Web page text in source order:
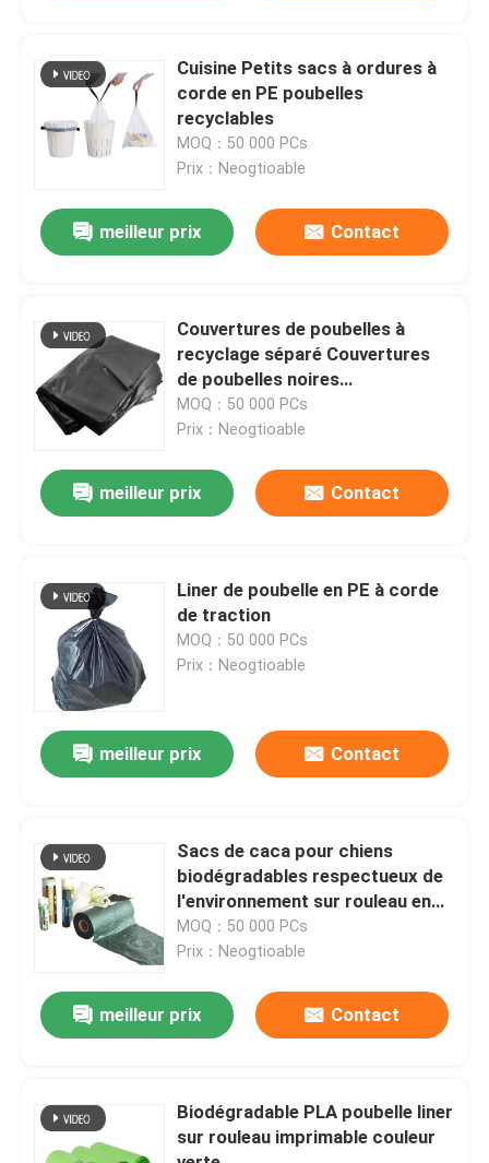
Produits
Vidéos
A propos de nous
Contrôle de la qualité
Demande de soumission
Films en PE rétrécissants
film d'enveloppe de rétrécissement de PVC
Cuisine Petits sacs à ordures à
corde en PE poubelles
recyclables
MOQ：50 000 PCs
Prix：Neogtioable
meilleur prix Contact
Couvertures de poubelles à
recyclage séparé Couvertures
de poubelles noires
personnalisées
MOQ：50 000 PCs
Prix：Neogtioable
meilleur prix Contact
Liner de poubelle en PE à corde
de traction
MOQ：50 000 PCs
Prix：Neogtioable
meilleur prix Contact
Sacs de caca pour chiens
biodégradables respectueux de
l'environnement sur rouleau en
PLA PBAT
MOQ：50 000 PCs
Prix：Neogtioable
meilleur prix Contact
Biodégradable PLA poubelle liner
sur rouleau imprimable couleur